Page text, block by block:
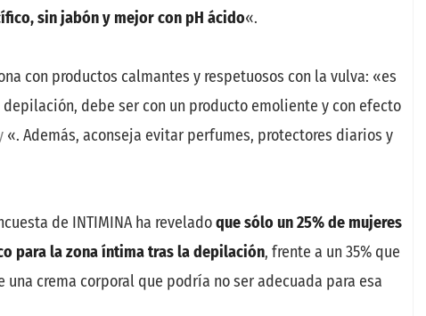
ífico, sin jabón y mejor con pH ácido«.
con productos calmantes y respetuosos con la vulva: «es
debe ser con un producto emoliente y con efecto
«. Además, aconseja evitar perfumes, protectores diarios y
de INTIMINA ha reveladoque sólo un 25% de mujeres
para la zonaíntima tras la depilación, frente a un 35% que
crema corporal que podría no ser adecuada para esa